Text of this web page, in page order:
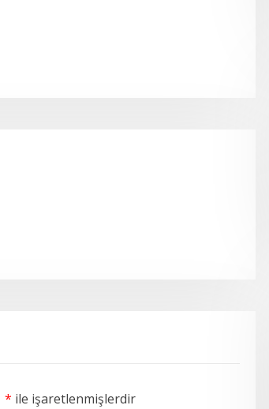
* ile işaretlenmişlerdir